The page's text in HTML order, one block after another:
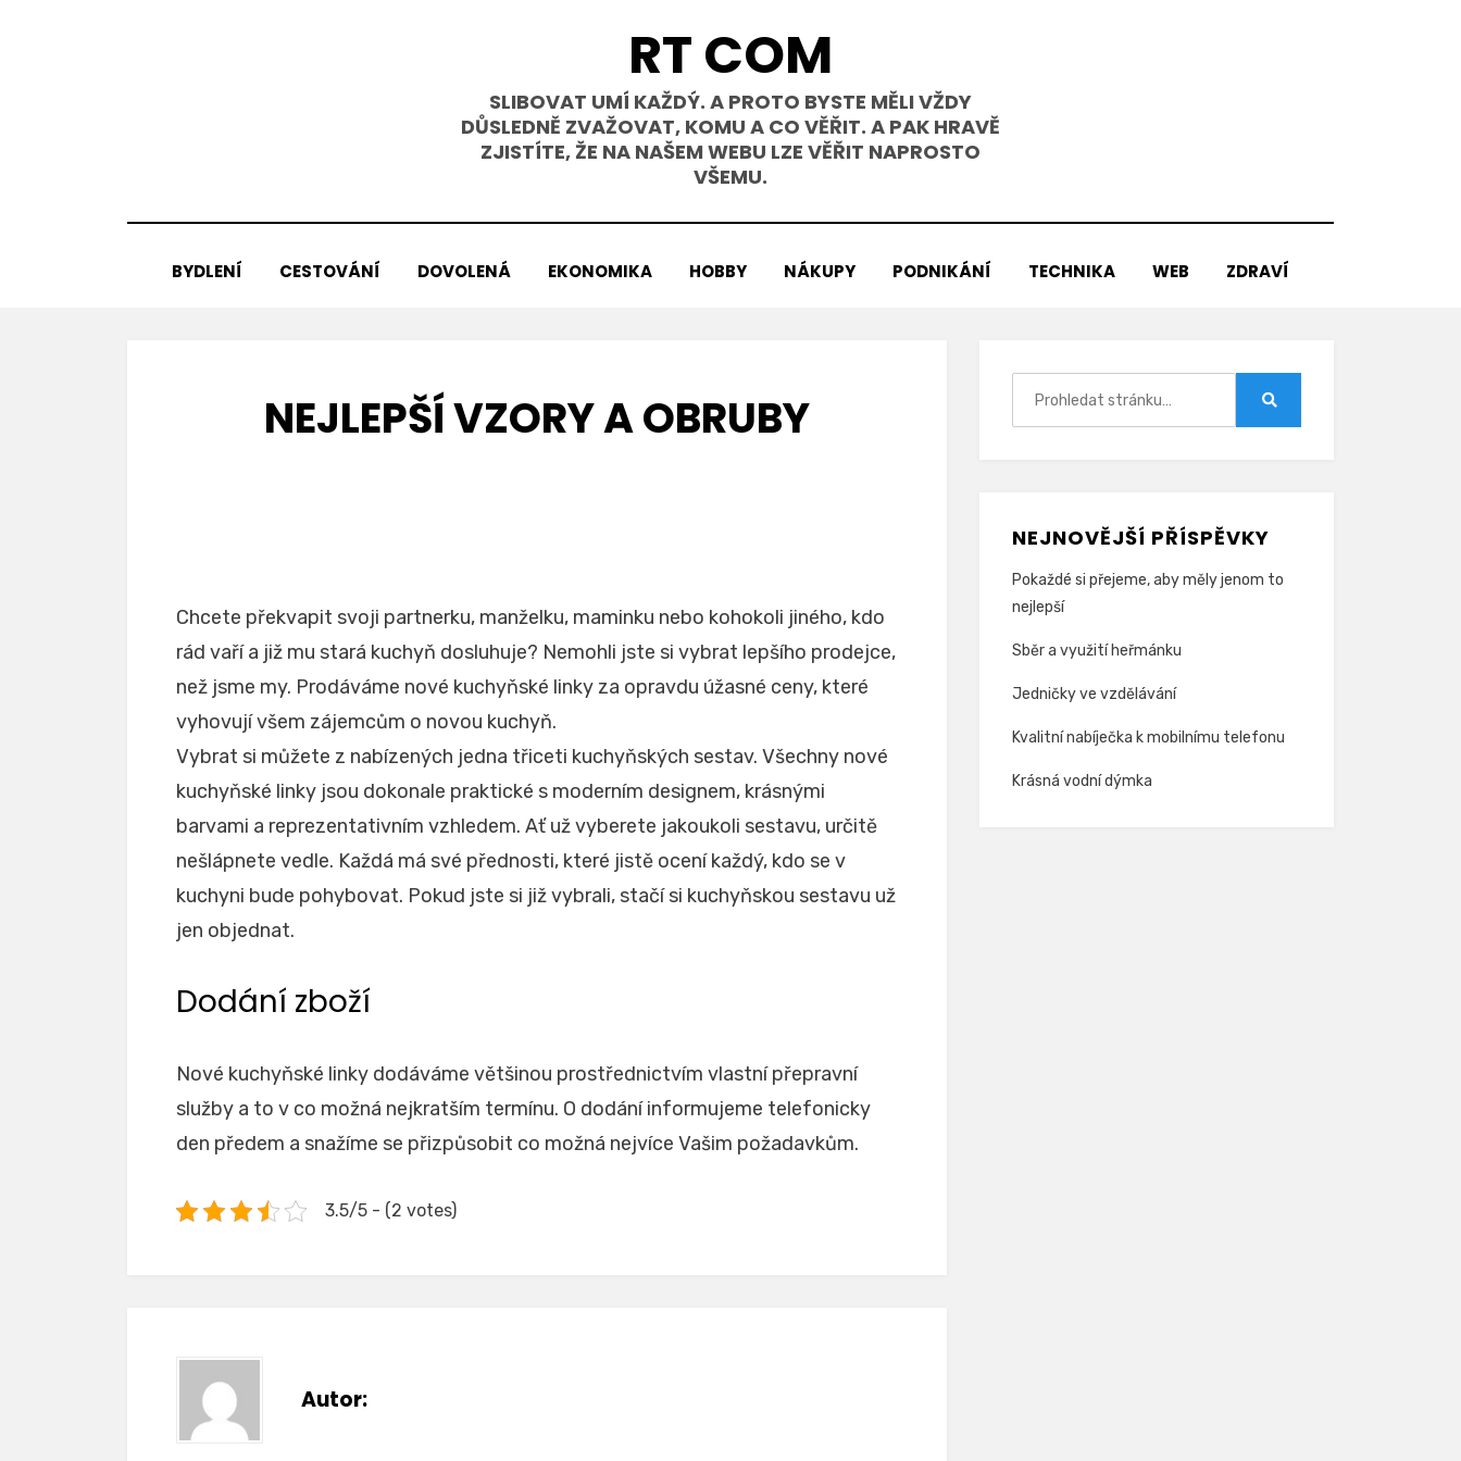
RT COM
SLIBOVAT UMÍ KAŽDÝ. A PROTO BYSTE MĚLI VŽDY
DŮSLEDNĚ ZVAŽOVAT, KOMU A CO VĚŘIT. A PAK HRAVĚ
ZJISTÍTE, ŽE NA NAŠEM WEBU LZE VĚŘIT NAPROSTO
VŠEMU.
BYDLENÍ CESTOVÁNÍ DOVOLENÁ EKONOMIKA HOBBY NÁKUPY PODNIKÁNÍ TECHNIKA WEB ZDRAVÍ
NEJLEPŠÍ VZORY A OBRUBY
Chcete překvapit svoji partnerku, manželku, maminku nebo kohokoli jiného, kdo
rád vaří a již mu stará kuchyň dosluhuje? Nemohli jste si vybrat lepšího prodejce,
než jsme my. Prodáváme nové kuchyňské linky za opravdu úžasné ceny, které
vyhovují všem zájemcům o novou kuchyň.
Vybrat si můžete z nabízených jedna třiceti kuchyňských sestav. Všechny nové
kuchyňské linky jsou dokonale praktické s moderním designem, krásnými
barvami a reprezentativním vzhledem. Ať už vyberete jakoukoli sestavu, určitě
nešlápnete vedle. Každá má své přednosti, které jistě ocení každý, kdo se v
kuchyni bude pohybovat. Pokud jste si již vybrali, stačí si kuchyňskou sestavu už
jen objednat.
Dodání zboží
Nové kuchyňské linky dodáváme většinou prostřednictvím vlastní přepravní
služby a to v co možná nejkratším termínu. O dodání informujeme telefonicky
den předem a snažíme se přizpůsobit co možná nejvíce Vašim požadavkům.
3.5/5 - (2 votes)
Autor:
NEJNOVĚJŠÍ PŘÍSPĚVKY
Pokaždé si přejeme, aby měly jenom to
nejlepší
Sběr a využití heřmánku
Jedničky ve vzdělávání
Kvalitní nabíječka k mobilnímu telefonu
Krásná vodní dýmka